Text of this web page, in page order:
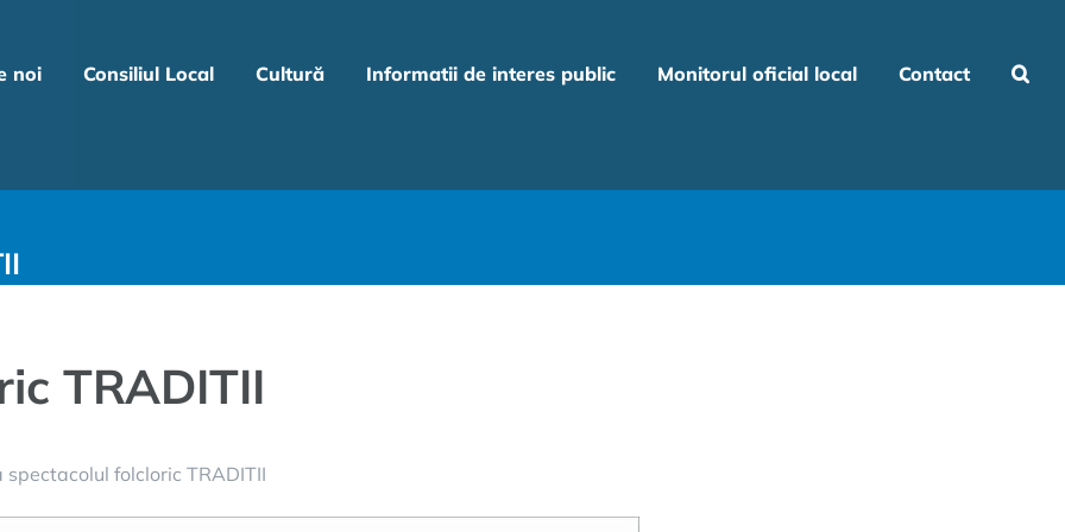
noi Consiliul Local Cultură Informatii de interes public Monitorul oficial local Contact
TRADITII
folcloric TRADITII